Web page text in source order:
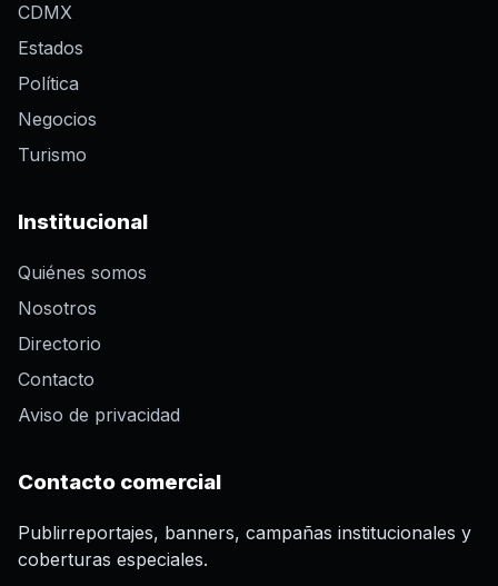
CDMX
Estados
Política
Negocios
Turismo
Institucional
Quiénes somos
Nosotros
Directorio
Contacto
Aviso de privacidad
Contacto comercial
Publirreportajes, banners, campañas institucionales y
coberturas especiales.